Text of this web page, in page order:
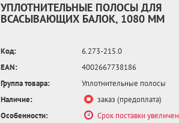
ОТПРАВИТЬ
УПЛОТНИТЕЛЬНЫЕ ПОЛОСЫ ДЛЯ
ВСАСЫВАЮЩИХ БАЛОК, 1080 ММ
Код:
6.273-215.0
EAN:
4002667738186
Группа товара:
Уплотнительные полосы
Наличие:
заказ (предоплата)
Особенности:
Срок поставки увеличен